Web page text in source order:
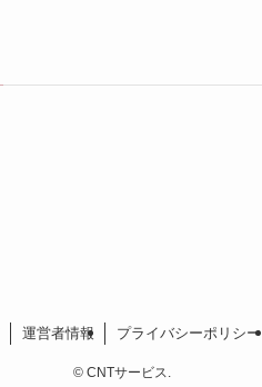
運営者情報 プライバシーポリシー
© CNTサービス.